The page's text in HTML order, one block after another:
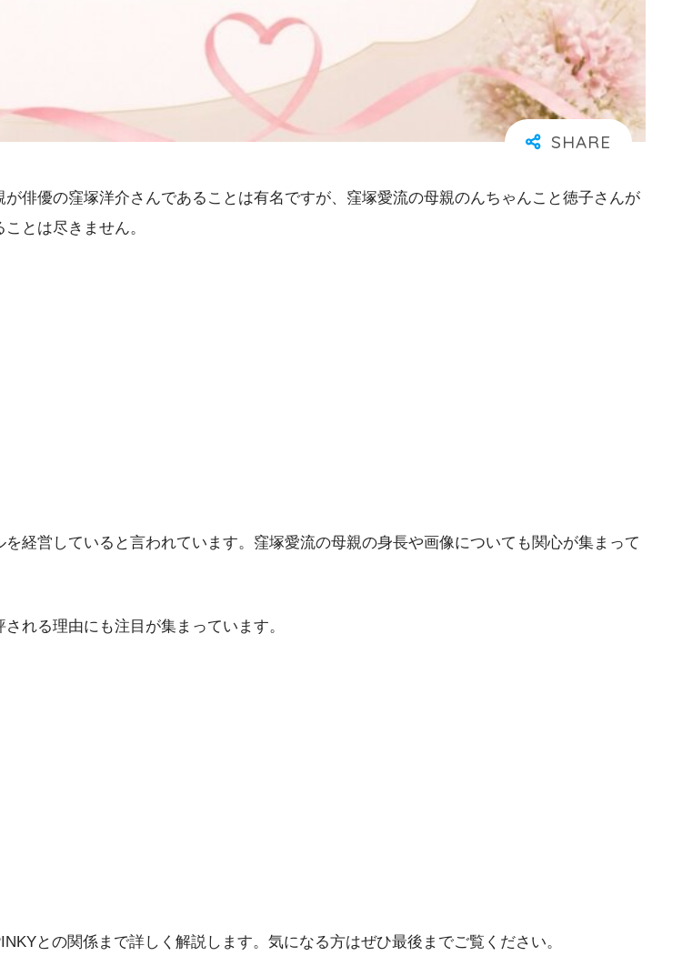
俳優の窪塚洋介さんであることは有名ですが、窪塚愛流の母親のんちゃんこと徳子さんが
とは尽きません。
経営していると言われています。窪塚愛流の母親の身長や画像についても関心が集まって
れる理由にも注目が集まっています。
との関係まで詳しく解説します。気になる方はぜひ最後までご覧ください。